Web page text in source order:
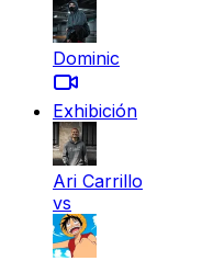
Dominic
Exhibición
Ari Carrillo
vs